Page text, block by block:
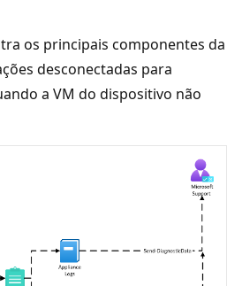
os principais componentes da
desconectadas para
a VM do dispositivo não